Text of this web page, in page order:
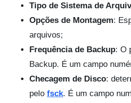
Tipo de Sistema de
Opções de Montagem:
arquivos;
Frequência de Backup: O
Backup. É um campo
Checagem de Disco:
pelo fsck. É um campo